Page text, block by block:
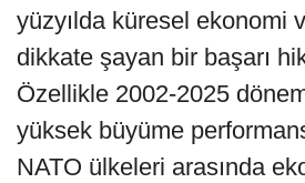
yüzyılda küresel ekonomi
dikkate şayan bir başarı
Özellikle 2002-2025
yüksek büyüme
NATO ülkeleri arasında